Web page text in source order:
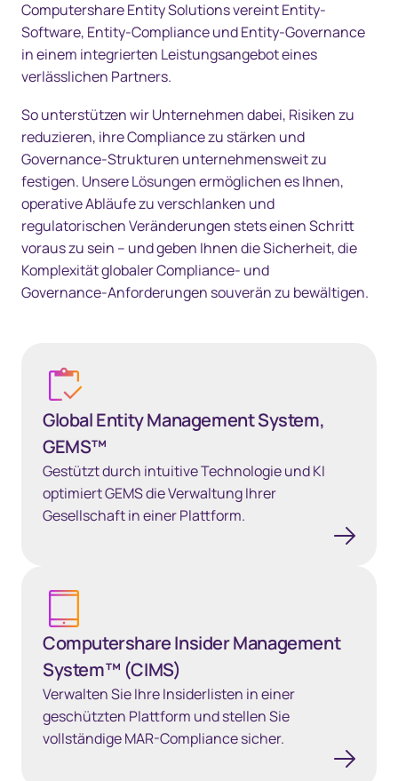
Computershare Entity Solutions vereint Entity-
Software, Entity-Compliance und Entity-Governance
in einem integrierten Leistungsangebot eines
verlässlichen Partners.
So unterstützen wir Unternehmen dabei, Risiken zu
reduzieren, ihre Compliance zu stärken und
Governance‑Strukturen unternehmensweit zu
festigen. Unsere Lösungen ermöglichen es Ihnen,
operative Abläufe zu verschlanken und
regulatorischen Veränderungen stets einen Schritt
voraus zu sein – und geben Ihnen die Sicherheit, die
Komplexität globaler Compliance‑ und
Governance‑Anforderungen souverän zu bewältigen.
Global Entity Management System,
GEMS™
Gestützt durch intuitive Technologie und KI
optimiert GEMS die Verwaltung Ihrer
Gesellschaft in einer Plattform.
Computershare Insider Management
System™ (CIMS)
Verwalten Sie Ihre Insiderlisten in einer
geschützten Plattform und stellen Sie
vollständige MAR-Compliance sicher.